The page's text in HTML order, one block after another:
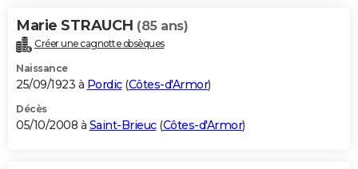
Marie STRAUCH (85 ans)
Créer une cagnotte obsèques
Naissance
25/09/1923 à Pordic(Côtes-d'Armor)
Décès
05/10/2008 à Saint-Brieuc(Côtes-d'Armor)